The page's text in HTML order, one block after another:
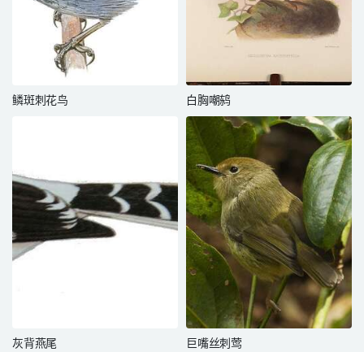
鳞斑刺花鸟 白胸嘲鸫
灰背燕尾 巨嘴丝刺莺